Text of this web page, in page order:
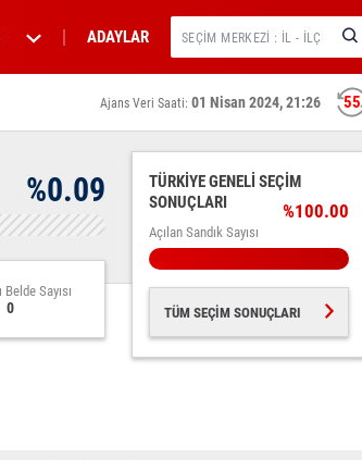
ADAYLAR
54
Ajans Veri Saati: 01 Nisan 2024, 21:26
%0.09
Belde Sayısı
0
TÜRKİYE GENELİ SEÇİM
SONUÇLARI
Açılan Sandık Sayısı
%100.00
TÜM SEÇİM SONUÇLARI